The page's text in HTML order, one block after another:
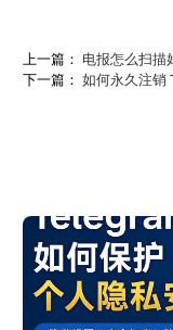
上一篇： 电报怎么扫描
下一篇： 如何永久注销